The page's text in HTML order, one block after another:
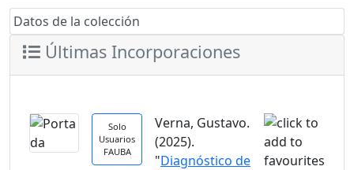
Datos de la colección
Últimas Incorporaciones
Solo
Usuarios
FAUBA
Verna, Gustavo.
(2025).
"Diagnóstico de